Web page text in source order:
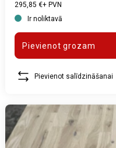
295,85 €+ PVN
Ir noliktavā
Pievienot grozam
Pievienot salīdzināšanai